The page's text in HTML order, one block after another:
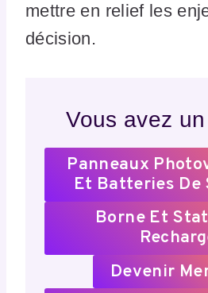
mettre en relief les
décision.
Vous avez
Panneaux
Et Batteries De
Borne Et
Devenir